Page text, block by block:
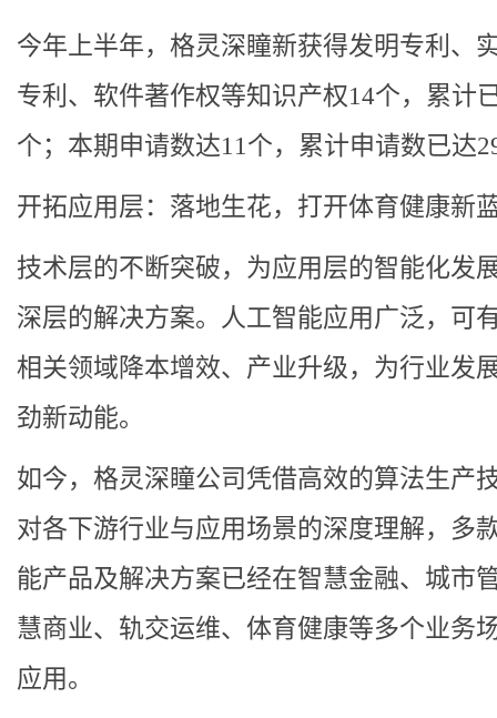
今年上半年，格灵深瞳新获得发明专利、
专利、软件著作权等知识产权14个，累计
个；本期申请数达11个，累计申请数已达
开拓应用层：落地生花，打开体育健康新
技术层的不断突破，为应用层的智能化发
深层的解决方案。人工智能应用广泛，可
相关领域降本增效、产业升级，为行业发
劲新动能。
如今，格灵深瞳公司凭借高效的算法生产
对各下游行业与应用场景的深度理解，多
能产品及解决方案已经在智慧金融、城市
慧商业、轨交运维、体育健康等多个业务
应用。